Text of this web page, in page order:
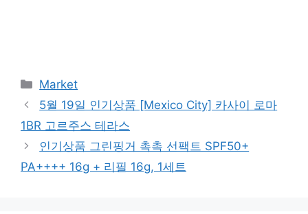
Categories
Market
5월 19일 인기상품 [Mexico City] 카사이 로마
1BR 고르주스 테라스
인기상품 그린핑거 촉촉 선팩트 SPF50+
PA++++ 16g + 리필 16g, 1세트